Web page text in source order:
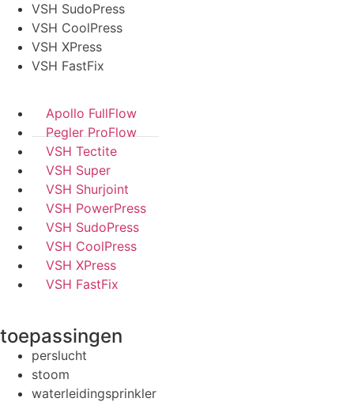
VSH SudoPress
VSH CoolPress
VSH XPress
VSH FastFix
Apollo FullFlow
Pegler ProFlow
VSH Tectite
VSH Super
VSH Shurjoint
VSH PowerPress
VSH SudoPress
VSH CoolPress
VSH XPress
VSH FastFix
toepassingen
perslucht
stoom
waterleidingsprinkler